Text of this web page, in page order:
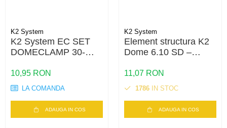
K2 System
K2 System EC SET
DOMECLAMP 30-
UNIVERSAL
10,95 RON
LA COMANDA
ADAUGA IN COS
K2 System
Element structura K2
Dome 6.10 SD –
D-Dome, acoperis plat
11,07 RON
1786 IN STOC
ADAUGA IN COS